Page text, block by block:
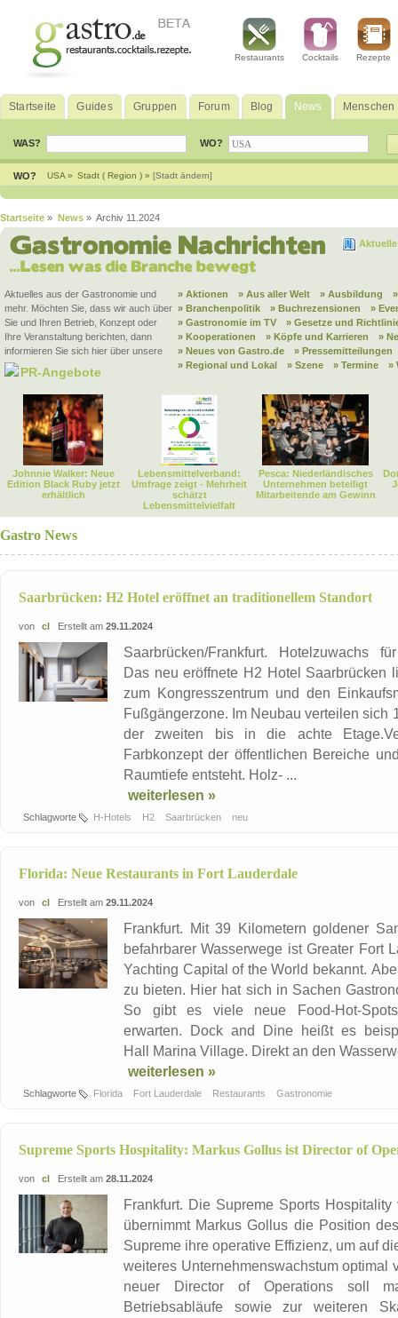
Restaurants Cocktails Rezepte
Startseite Guides Gruppen Forum Blog News Menschen
WAS? WO?
WO? USA » Stadt ( Region ) » [Stadt ändern]
Startseite » News » Archiv 11.2024
Aktuelles aus der Gastronomie und
mehr. Möchten Sie, dass wir auch über
Sie und Ihren Betrieb, Konzept oder
Ihre Veranstaltung berichten, dann
informieren Sie sich hier über unsere
PR-Angebote
» Aktionen » Aus aller Welt » Ausbildung
» Branchenpolitik
» Buchrezensionen
»
» Gastronomie im TV
» Gesetze und
» Kooperationen
» Köpfe und Karrieren
»
» Neues von Gastro.de
» Pressemitteilungen
» Regional und Lokal
» Szene » Termine »
Johnnie Walker: Neue
Edition Black Ruby jetzt
erhältlich
Lebensmittelverband:
Umfrage zeigt - Mehrheit
schätzt
Lebensmittelvielfalt
Pesca: Niederländisches
Unternehmen beteiligt
Mitarbeitende am Gewinn
Gastro News
Saarbrücken: H2 Hotel eröffnet an traditionellem Standort
von cl Erstellt am 29.11.2024
Saarbrücken/Frankfurt. Hotelzuwachs
Das neu eröffnete H2 Hotel Saarbrücken
zum Kongresszentrum und den
Fußgängerzone. Im Neubau verteilen sich
der zweiten bis in die achte
Farbkonzept der öffentlichen Bereiche
Raumtiefe entsteht. Holz- ...
weiterlesen »
Schlagworte H-Hotels H2 Saarbrücken neu
Florida: Neue Restaurants in Fort Lauderdale
von cl Erstellt am 29.11.2024
Frankfurt. Mit 39 Kilometern goldener
befahrbarer Wasserwege ist Greater Fort
Yachting Capital of the World bekannt.
zu bieten. Hier hat sich in Sachen
So gibt es viele neue Food-Hot-
erwarten. Dock and Dine heißt es
Hall Marina Village. Direkt an den
weiterlesen »
Schlagworte Florida Fort Lauderdale Restaurants Gastronomie
Supreme Sports Hospitality: Markus Gollus ist Director of
von cl Erstellt am 28.11.2024
Frankfurt. Die Supreme Sports
übernimmt Markus Gollus die Position
Supreme ihre operative Effizienz, um auf
weiteres Unternehmenswachstum optimal
neuer Director of Operations soll
Betriebsabläufe sowie zur weiteren